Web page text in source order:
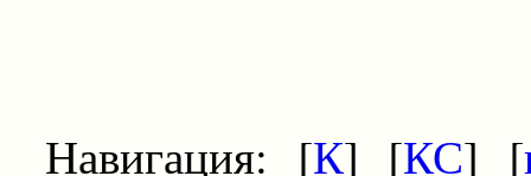
Навигация: [К] [КС] [